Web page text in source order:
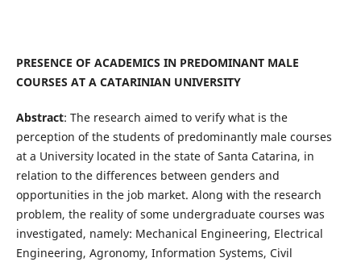
PRESENCE OF ACADEMICS IN PREDOMINANT MALE
COURSES AT A CATARINIAN UNIVERSITY
Abstract: The research aimed to verify what is the
perception of the students of predominantly male courses
at a University located in the state of Santa Catarina, in
relation to the differences between genders and
opportunities in the job market. Along with the research
problem, the reality of some undergraduate courses was
investigated, namely: Mechanical Engineering, Electrical
Engineering, Agronomy, Information Systems, Civil